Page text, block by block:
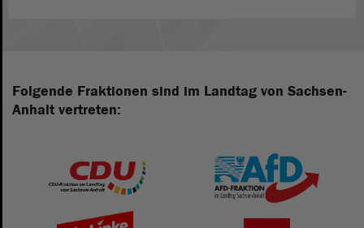
Folgende Fraktionen sind im Landtag von Sachsen-
Anhalt vertreten: